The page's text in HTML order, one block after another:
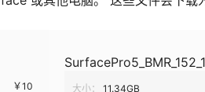
￥10 大小： 11.34GB